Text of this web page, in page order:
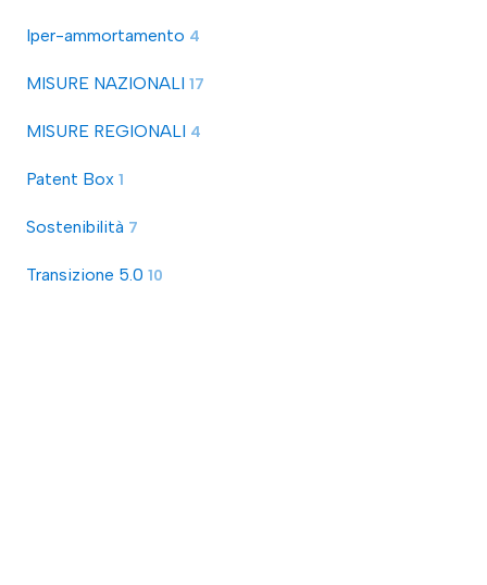
Iper-ammortamento 4
MISURE NAZIONALI 17
MISURE REGIONALI 4
Patent Box 1
Sostenibilità 7
Transizione 5.0 10